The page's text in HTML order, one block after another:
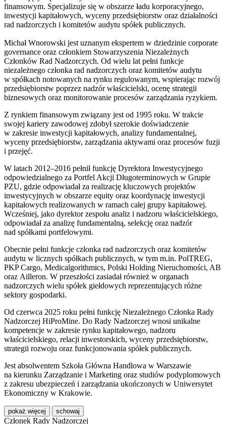
finansowym. Specjalizuje się w obszarze ładu korporacyjnego,
inwestycji kapitałowych, wyceny przedsiębiorstw oraz działalności
rad nadzorczych i komitetów audytu spółek publicznych.
Michał Wnorowski jest uznanym ekspertem w dziedzinie corporate
governance oraz członkiem Stowarzyszenia Niezależnych
Członków Rad Nadzorczych. Od wielu lat pełni funkcje
niezależnego członka rad nadzorczych oraz komitetów audytu
w spółkach notowanych na rynku regulowanym, wspierając rozwój
przedsiębiorstw poprzez nadzór właścicielski, ocenę strategii
biznesowych oraz monitorowanie procesów zarządzania ryzykiem.
Z rynkiem finansowym związany jest od 1995 roku. W trakcie
swojej kariery zawodowej zdobył szerokie doświadczenie
w zakresie inwestycji kapitałowych, analizy fundamentalnej,
wyceny przedsiębiorstw, zarządzania aktywami oraz procesów fuzji
i przejęć.
W latach 2012–2016 pełnił funkcję Dyrektora Inwestycyjnego
odpowiedzialnego za Portfel Akcji Długoterminowych w Grupie
PZU, gdzie odpowiadał za realizację kluczowych projektów
inwestycyjnych w obszarze equity oraz koordynację inwestycji
kapitałowych realizowanych w ramach całej grupy kapitałowej.
Wcześniej, jako dyrektor zespołu analiz i nadzoru właścicielskiego,
odpowiadał za analizę fundamentalną, selekcję oraz nadzór
nad spółkami portfelowymi.
Obecnie pełni funkcje członka rad nadzorczych oraz komitetów
audytu w licznych spółkach publicznych, w tym m.in. PolTREG,
PKP Cargo, Medicalgorithmics, Polski Holding Nieruchomości, AB
oraz Ailleron. W przeszłości zasiadał również w organach
nadzorczych wielu spółek giełdowych reprezentujących różne
sektory gospodarki.
Od czerwca 2025 roku pełni funkcję Niezależnego Członka Rady
Nadzorczej HiProMine. Do Rady Nadzorczej wnosi unikalne
kompetencje w zakresie rynku kapitałowego, nadzoru
właścicielskiego, relacji inwestorskich, wyceny przedsiębiorstw,
strategii rozwoju oraz funkcjonowania spółek publicznych.
Jest absolwentem Szkoła Główna Handlowa w Warszawie
na kierunku Zarządzanie i Marketing oraz studiów podyplomowych
z zakresu ubezpieczeń i zarządzania ukończonych w Uniwersytet
Ekonomiczny w Krakowie.
pokaż więcej schowaj
Członek Rady Nadzorczej